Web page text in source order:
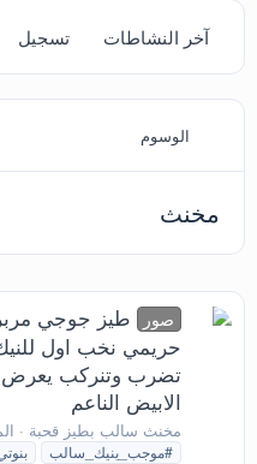
آخر النشاطات تسجيل
الوسوم
مخنث
صور
طيز جوجي
حريمي نخب اول للنيك
تضرب وتنركب يعرض
الابيض الناعم
مخنث سالب بطيز قحبة
#موجب_ينيك_سالب